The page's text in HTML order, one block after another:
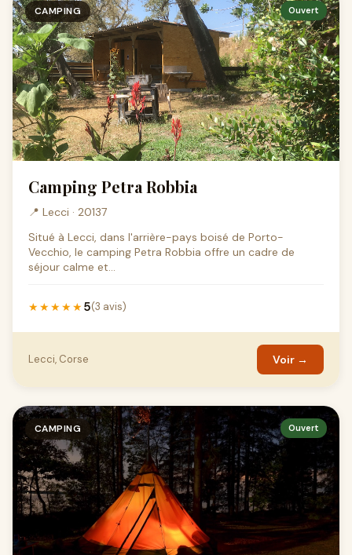
CAMPING Ouvert
Camping Petra Robbia
📍 Lecci · 20137
Situé à Lecci, dans l'arrière-pays boisé de Porto-
Vecchio, le camping Petra Robbia offre un cadre de
séjour calme et...
★★★★★5(3 avis)
Lecci, Corse Voir →
CAMPING Ouvert